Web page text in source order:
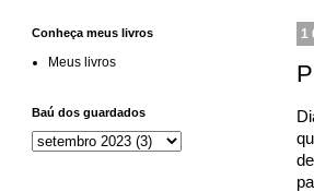
Conheça meus livros
Meus livros
Baú dos guardados